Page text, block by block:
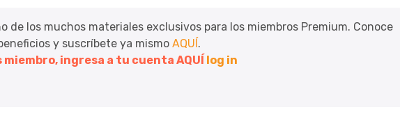
de los muchos materiales exclusivos para los miembros Premium. Conoce
y suscríbete ya mismo AQUÍ.
miembro, ingresa a tu cuenta AQUÍ log in